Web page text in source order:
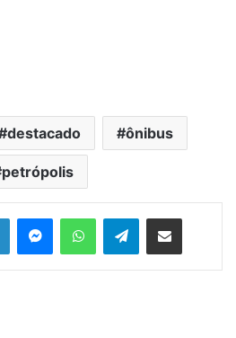
destacado ônibus
petrópolis
Telegram